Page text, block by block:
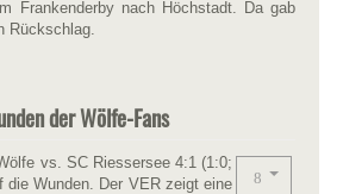
Frankenderby nach Höchstadt. Da gab
Rückschlag.
der Wölfe-Fans
vs. SC Riessersee 4:1 (1:0;
die Wunden. Der VER zeigt eine